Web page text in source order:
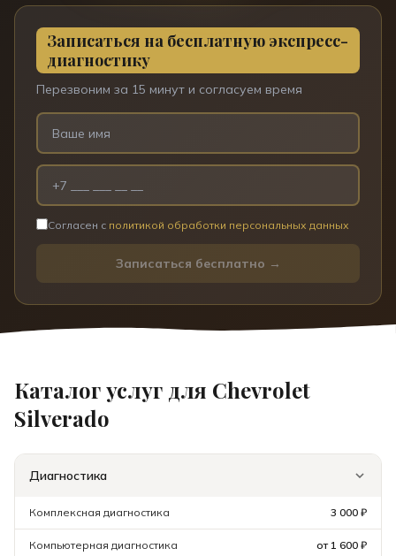
Записаться на бесплатную экспресс-
диагностику
Перезвоним за 15 минут и согласуем время
Согласен с политикой обработки персональных данных
Записаться бесплатно →
Каталог услуг для Chevrolet
Silverado
Диагностика
Комплексная диагностика 3 000 ₽
Компьютерная диагностика от 1 600 ₽